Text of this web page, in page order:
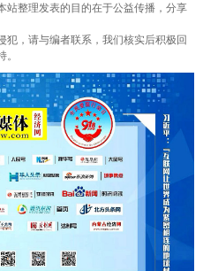
站整理发表的目的在于公益传播，分享
犯，请与编者联系，我们核实后积极回